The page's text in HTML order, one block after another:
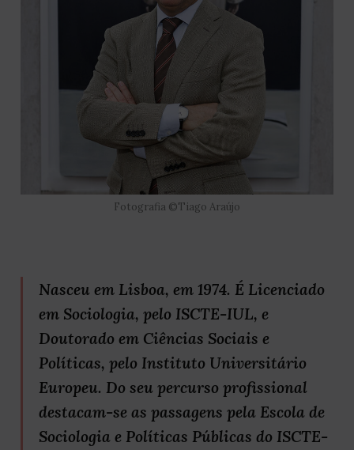
Fotografia ©Tiago Araújo
Nasceu em Lisboa, em 1974. É Licenciado
em Sociologia, pelo ISCTE-IUL, e
Doutorado em Ciências Sociais e
Políticas, pelo Instituto Universitário
Europeu. Do seu percurso profissional
destacam-se as passagens pela Escola de
Sociologia e Políticas Públicas do ISCTE-